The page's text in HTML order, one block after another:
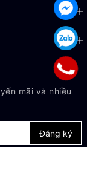
mãi và nhiều
Đăng ký